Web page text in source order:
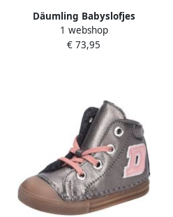
Däumling Babyslofjes
1 webshop
€ 73,95